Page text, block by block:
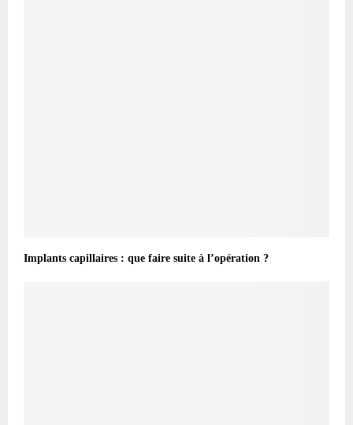
Implants capillaires : que faire suite à l’opération ?